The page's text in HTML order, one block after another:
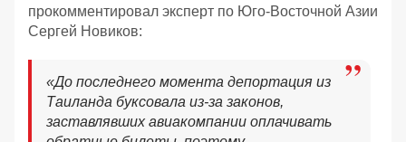
прокомментировал эксперт по Юго-Восточной Азии
Сергей Новиков:
«До последнего момента депортация из
Таиланда буксовала из-за законов,
заставлявших авиакомпании оплачивать